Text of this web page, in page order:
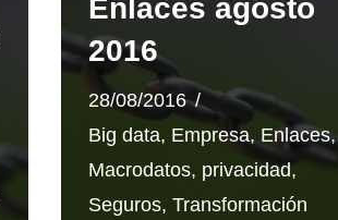
Enlaces agosto
2016
28/08/2016
Big data, Empresa, Enlaces,
Macrodatos, privacidad,
Seguros,Transformación